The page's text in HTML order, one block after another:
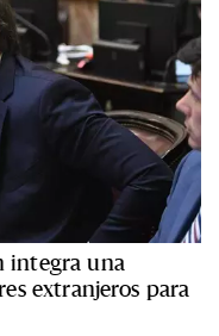
integra una
extranjeros para